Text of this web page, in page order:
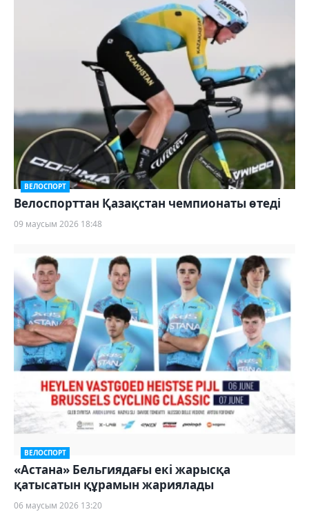
ВЕЛОСПОРТ
Велоспорттан Қазақстан чемпионаты өтеді
09 маусым 2026 18:48
ВЕЛОСПОРТ
«Астана» Бельгиядағы екі жарысқа
қатысатын құрамын жариялады
06 маусым 2026 13:20